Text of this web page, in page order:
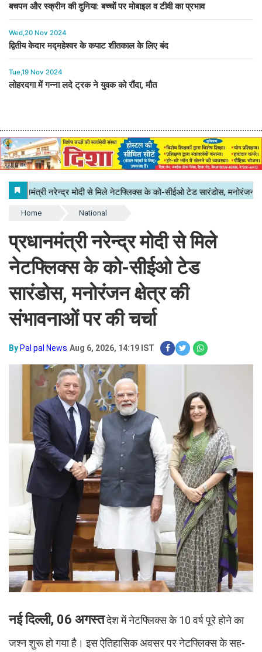
बचपन और स्क्रीन की दुनिया: बच्चों पर मोबाइल व टीवी का प्रभाव
Wed,20 Nov 2024
द्वितीय केदार मद्महेश्वर के कपाट शीतकाल के लिए बंद
Tue,19 Nov 2024
लोहरदगा में गन्ना लदे ट्रक ने युवक को रौंदा, मौत
Home National
प्रधानमंत्री नरेन्द्र मोदी से मिले
नेटफ्लिक्स के को-सीईओ टेड
सारंडोस, मनोरंजन क्षेत्र की
संभावनाओं पर की चर्चा
By Pal pal News Aug 6, 2026, 14:19 IST
नई दिल्ली, 06 अगस्तदेश में नेटफ्लिक्स के 10 वर्ष पूरे होने का
जश्न शुरू हो गया है। इस ऐतिहासिक अवसर पर नेटफ्लिक्स के सह-